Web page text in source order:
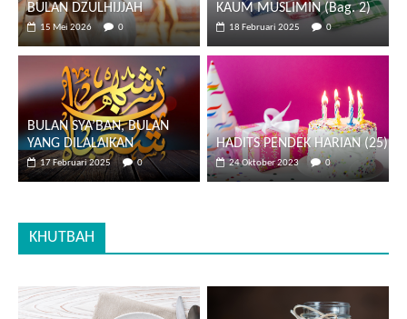
BULAN DZULHIJJAH
15 Mei 2026 0
KAUM MUSLIMIN (Bag. 2)
18 Februari 2025 0
BULAN SYA’BAN, BULAN
YANG DILALAIKAN
17 Februari 2025 0
HADITS PENDEK HARIAN (25)
24 Oktober 2023 0
KHUTBAH